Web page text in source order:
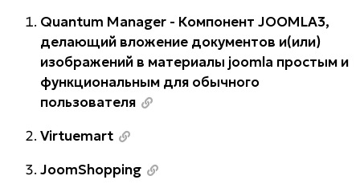
Quantum Manager - Компонент JOOMLA3,
делающий вложение документов и(или)
изображений в материалы joomla простым и
функциональным для обычного
пользователя
Virtuemart
JoomShopping